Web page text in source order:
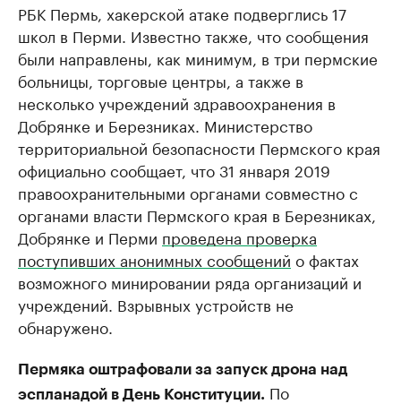
РБК Пермь, хакерской атаке подверглись 17
школ в Перми. Известно также, что сообщения
были направлены, как минимум, в три пермские
больницы, торговые центры, а также в
несколько учреждений здравоохранения в
Добрянке и Березниках. Министерство
территориальной безопасности Пермского края
официально сообщает, что 31 января 2019
правоохранительными органами совместно с
органами власти Пермского края в Березниках,
Добрянке и Перми проведена проверка
поступивших анонимных сообщений о фактах
возможного минировании ряда организаций и
учреждений. Взрывных устройств не
обнаружено.
Пермяка оштрафовали за запуск дрона над
эспланадой в День Конституции. По